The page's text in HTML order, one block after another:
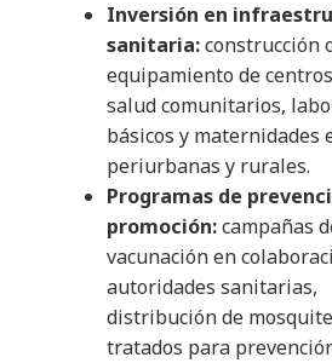
Inversión en
sanitaria:construcción
equipamiento de
salud comunitarios,
básicos y maternidades
periurbanas y rurales.
Programas de
promoción:campañas
vacunación en
autoridades sanitarias,
distribución de
tratados para